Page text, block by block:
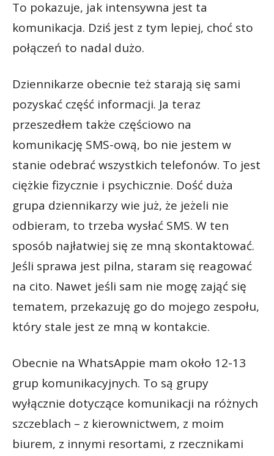
To pokazuje, jak intensywna jest ta
komunikacja. Dziś jest z tym lepiej, choć sto
połączeń to nadal dużo.
Dziennikarze obecnie też starają się sami
pozyskać część informacji. Ja teraz
przeszedłem także częściowo na
komunikację SMS-ową, bo nie jestem w
stanie odebrać wszystkich telefonów. To jest
ciężkie fizycznie i psychicznie. Dość duża
grupa dziennikarzy wie już, że jeżeli nie
odbieram, to trzeba wysłać SMS. W ten
sposób najłatwiej się ze mną skontaktować.
Jeśli sprawa jest pilna, staram się reagować
na cito. Nawet jeśli sam nie mogę zająć się
tematem, przekazuję go do mojego zespołu,
który stale jest ze mną w kontakcie.
Obecnie na WhatsAppie mam około 12-13
grup komunikacyjnych. To są grupy
wyłącznie dotyczące komunikacji na różnych
szczeblach – z kierownictwem, z moim
biurem, z innymi resortami, z rzecznikami